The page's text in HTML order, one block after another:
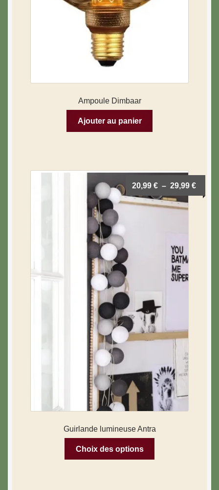
Vases & Soliflores
Blog & Hygge
Ampoule Dimbaar
Ajouter au panier
Guirlande lumineuse Antra
20,99€ – 29,99€
Choix des options